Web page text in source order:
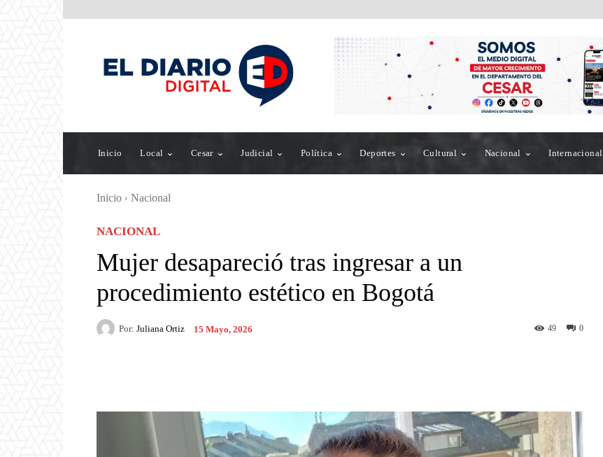
Inicio Local Cesar Judicial Política Deportes Cultural Nacional Internacional
Inicio Nacional
NACIONAL
Mujer desapareció tras ingresar a un
procedimiento estético en Bogotá
Por: Juliana Ortiz 15 Mayo, 2026 0
49